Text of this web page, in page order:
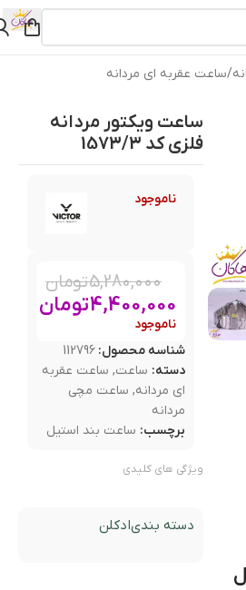
/ساعت عقربه ای مردانه
ساعت ویکتور مردانه
فلزی کد 1573/3
ناموجود
5,280,000تومان
4,400,000تومان
ناموجود
شناسه محصول: 112796
دسته: ساعت, ساعت عقربه
ای مردانه, ساعت مچی
مردانه
برچسب: ساعت بند استیل
ویژگی های کلیدی
دسته بندیادکلن